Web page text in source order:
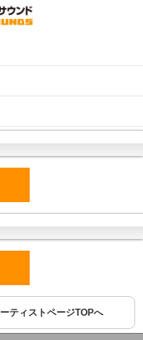
ティストページTOPへ